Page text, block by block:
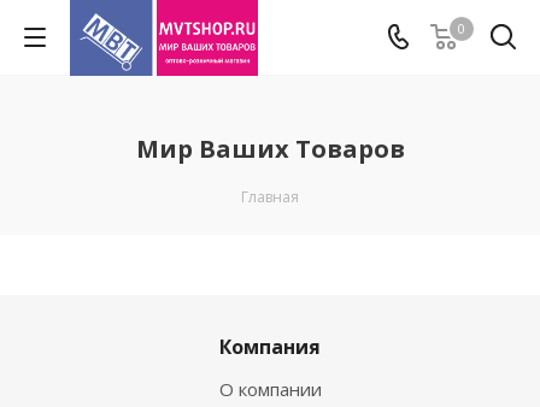
0
Мир Ваших Товаров
Главная
Компания
О компании